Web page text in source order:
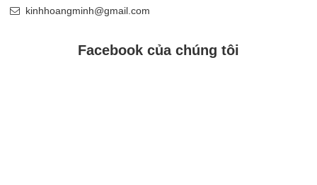
kinhhoangminh@gmail.com
Facebook của chúng tôi